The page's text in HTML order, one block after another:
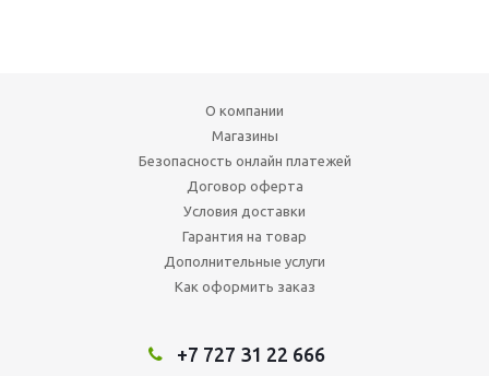
О компании
Магазины
Безопасность онлайн платежей
Договор оферта
Условия доставки
Гарантия на товар
Дополнительные услуги
Как оформить заказ
+7 727 31 22 666